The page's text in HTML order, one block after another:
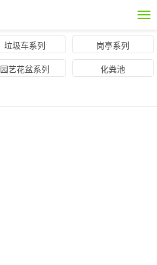
垃圾车系列
岗亭系列
园艺花盆系列
化粪池